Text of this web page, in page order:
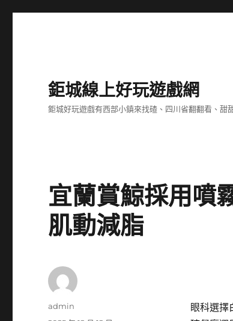
鉅城線上好玩遊戲網
鉅城好玩遊戲有西部小鎮來找碴、四川省翻翻看、甜
宜蘭賞鯨採用噴
肌動減脂
眼科選擇
作
admin